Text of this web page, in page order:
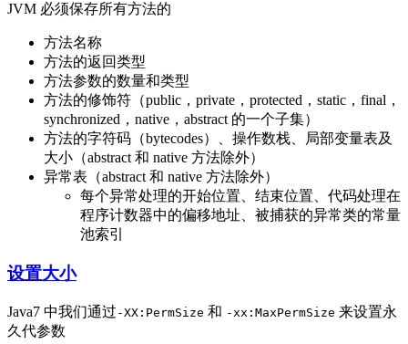
JVM 必须保存所有方法的
方法名称
方法的返回类型
方法参数的数量和类型
方法的修饰符（public，private，protected，static，final，
synchronized，native，abstract 的一个子集）
方法的字符码（bytecodes）、操作数栈、局部变量表及
大小（abstract 和 native 方法除外）
异常表（abstract 和 native 方法除外）
每个异常处理的开始位置、结束位置、代码处理在
程序计数器中的偏移地址、被捕获的异常类的常量
池索引
设置大小
Java7 中我们通过 -XX:PermSize 和 -xx:MaxPermSize 来设置永
久代参数